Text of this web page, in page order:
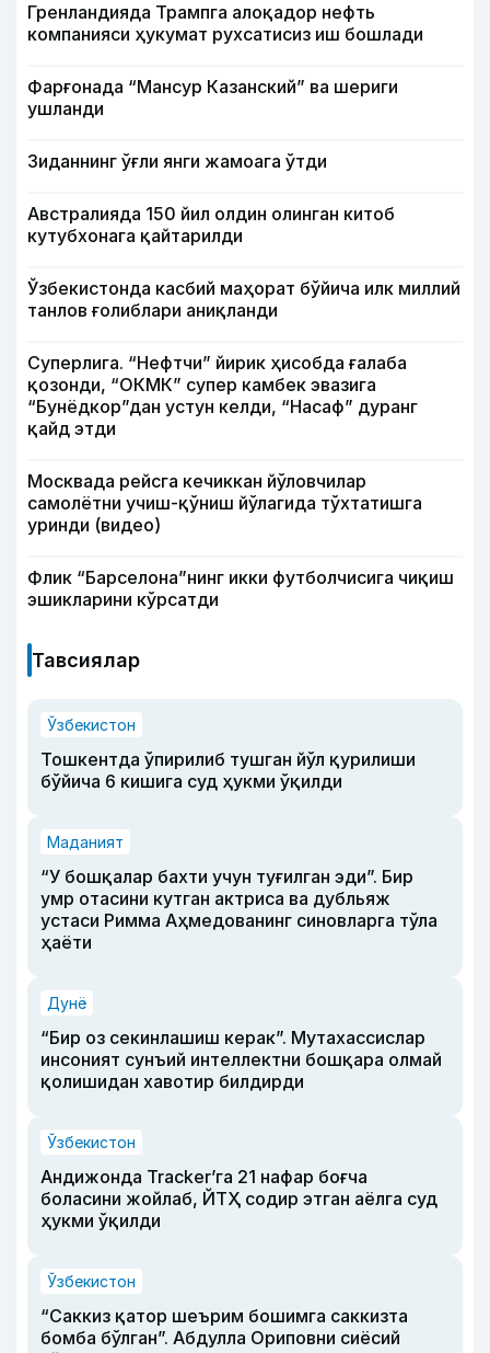
Гренландияда Трампга алоқадор нефть
компанияси ҳукумат рухсатисиз иш бошлади
Фарғонада “Мансур Казанский” ва шериги
ушланди
Зиданнинг ўғли янги жамоага ўтди
Австралияда 150 йил олдин олинган китоб
кутубхонага қайтарилди
Ўзбекистонда касбий маҳорат бўйича илк миллий
танлов ғолиблари аниқланди
Суперлига. “Нефтчи” йирик ҳисобда ғалаба
қозонди, “ОКМК” супер камбек эвазига
“Бунёдкор”дан устун келди, “Насаф” дуранг
қайд этди
Москвада рейсга кечиккан йўловчилар
самолётни учиш-қўниш йўлагида тўхтатишга
уринди (видео)
Флик “Барселона”нинг икки футболчисига чиқиш
эшикларини кўрсатди
Тавсиялар
Ўзбекистон
Тошкентда ўпирилиб тушган йўл қурилиши
бўйича 6 кишига суд ҳукми ўқилди
Маданият
“У бошқалар бахти учун туғилган эди”. Бир
умр отасини кутган актриса ва дубльяж
устаси Римма Аҳмедованинг синовларга тўла
ҳаёти
Дунё
“Бир оз секинлашиш керак”. Мутахассислар
инсоният сунъий интеллектни бошқара олмай
қолишидан хавотир билдирди
Ўзбекистон
Андижонда Tracker’га 21 нафар боғча
боласини жойлаб, ЙТҲ содир этган аёлга суд
ҳукми ўқилди
Ўзбекистон
“Саккиз қатор шеърим бошимга саккизта
бомба бўлган”. Абдулла Ориповни сиёсий